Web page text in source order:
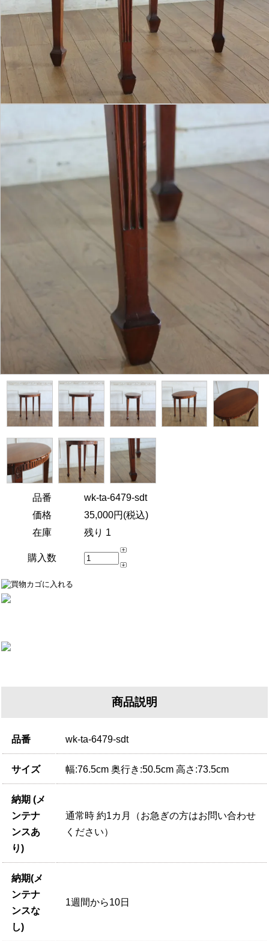
品番
wk-ta-6479-sdt
価格
35,000円(税込)
在庫
残り 1
購入数
商品説明
品番 wk-ta-6479-sdt
サイズ 幅:76.5cm 奥行き:50.5cm 高さ:73.5cm
納期 (メ
ンテナ
ンスあ
り)
通常時 約1カ月（お急ぎの方はお問い合わせ
ください）
納期(メ
ンテナ
ンスな
し)
1週間から10日